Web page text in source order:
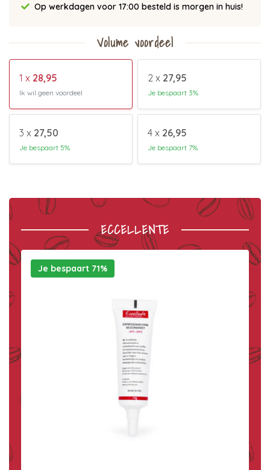
Op werkdagen voor 17:00 besteld is morgen in huis!
Volume voordeel
1 x 28,95
Ik wil geen voordeel
2 x 27,95
Je bespaart 3%
3 x 27,50
Je bespaart 5%
4 x 26,95
Je bespaart 7%
ECCELLENTE
Je bespaart 71%